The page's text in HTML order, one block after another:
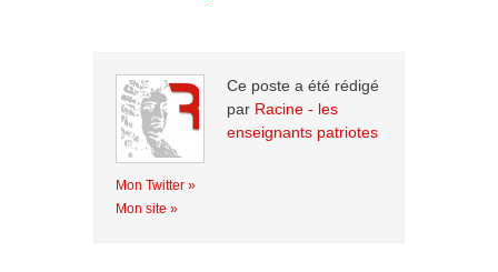
Ce poste a été rédigé
par Racine - les
enseignants patriotes
Mon Twitter »
Mon site »